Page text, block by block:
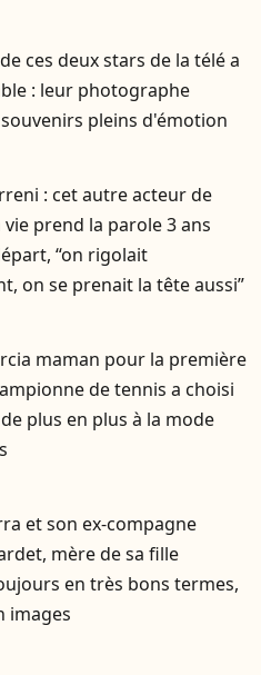
ces deux stars de la télé a
: leur photographe
pleins d'émotion
: cet autre acteur de
vie prend la parole 3 ans
“on rigolait
on se prenait la tête aussi”
maman pour la première
de tennis a choisi
plus en plus à la mode
et son ex-compagne
mère de sa fille
en très bons termes,
images